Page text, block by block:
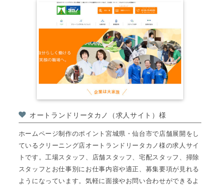
オートランドリータカノ（求人サイト）様
ホームページ制作のポイント宮城県・仙台市で店舗展開をし
ているクリーニング店オートランドリータカノ様の求人サイ
トです。工場スタッフ、店舗スタッフ、宅配スタッフ、掃除
スタッフとお仕事別にお仕事内容や適正、募集要項が見れる
ようになっています。気軽に面接やお問い合わせができるよ